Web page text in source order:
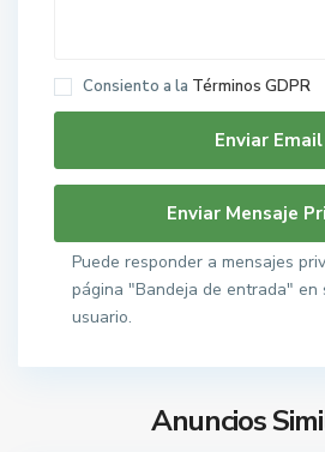
Consiento a la Términos GDPR
Puede responder a mensajes
página "Bandeja de entrada" en
usuario.
Anuncios